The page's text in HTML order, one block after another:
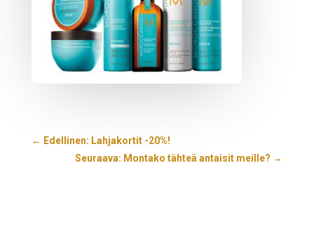
← Edellinen: Lahjakortit -20%!
Seuraava: Montako tähteä antaisit meille? →